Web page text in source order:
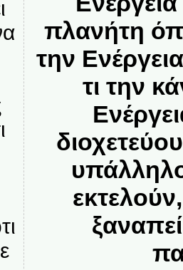
πλανήτη
την
τι την